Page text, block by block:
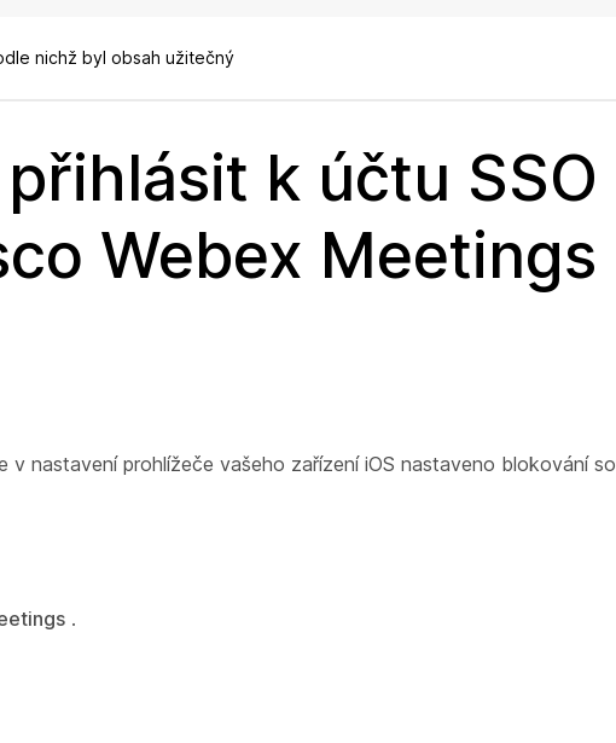
nichž byl obsah užitečný
k účtu
Webex Meetings
v nastavení prohlížeče vašeho zařízení iOS nastaveno blokování
.